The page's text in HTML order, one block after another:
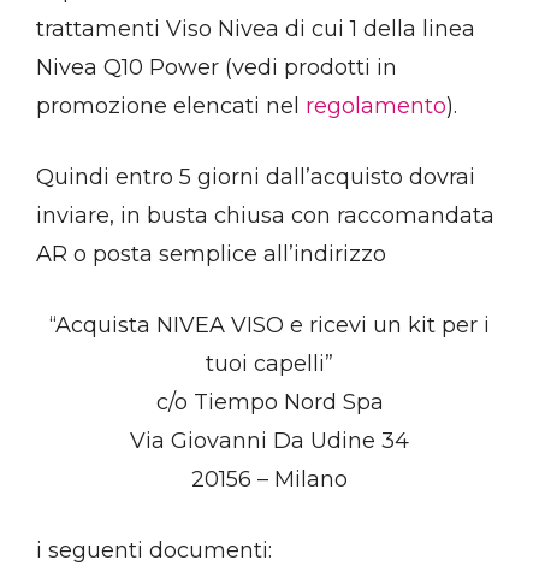
trattamenti Viso Nivea di cui 1 della linea
Nivea Q10 Power (vedi prodotti in
promozione elencati nel regolamento).
Quindi entro 5 giorni dall’acquisto dovrai
inviare, in busta chiusa con raccomandata
AR o posta semplice all’indirizzo
“Acquista NIVEA VISO e ricevi un kit per i
tuoi capelli”
c/o Tiempo Nord Spa
Via Giovanni Da Udine 34
20156 – Milano
i seguenti documenti: